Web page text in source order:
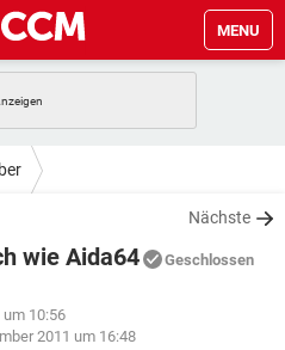
MENU
IOS
TIKTOK
TIKTOK
STREAMING
INSTAGRAM
STREAMING
Nächste
wie Aida64 Geschlossen
um 10:56
2011 um 16:48